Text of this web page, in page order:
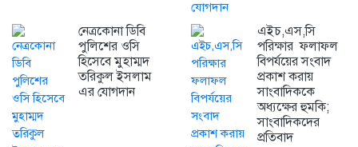
নেত্রকোনা ডিবি
পুলিশের ওসি
হিসেবে মুহাম্মদ
তরিকুল ইসলাম
এর যোগদান
এইচ,এস,সি
পরিক্ষার ফলাফল
বিপর্যয়ের সংবাদ
প্রকাশ করায়
সাংবাদিককে
অধ্যক্ষের হুমকি;
সাংবাদিকদের
প্রতিবাদ